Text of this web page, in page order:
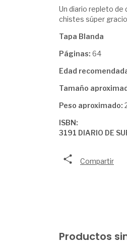
Un diario repleto de
chistes súper
Tapa Blanda
Páginas: 64
Edad
Tamaño
Peso aproximado:
ISBN:
3191 DIARIO DE
Compartir
Productos